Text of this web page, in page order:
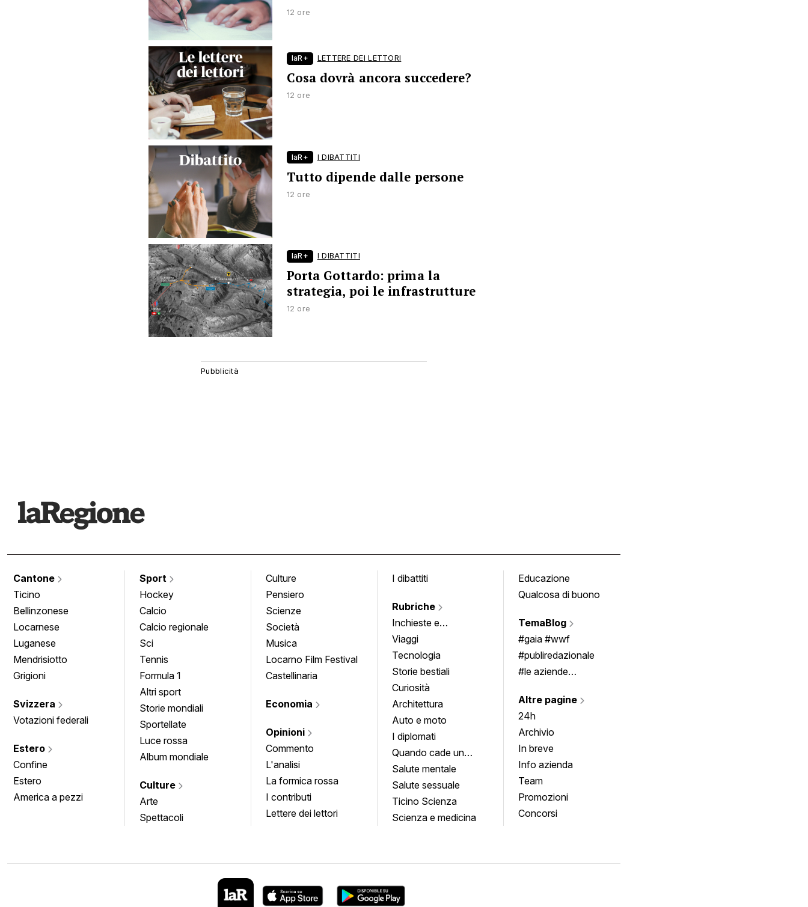
12 ore
laR+ LETTERE DEI LETTORI
Cosa dovrà ancora succedere?
12 ore
laR+ I DIBATTITI
Tutto dipende dalle persone
12 ore
laR+ I DIBATTITI
Porta Gottardo: prima la
strategia, poi le infrastrutture
12 ore
Cantone
Ticino
Bellinzonese
Locarnese
Luganese
Mendrisiotto
Grigioni
Svizzera
Votazioni federali
Estero
Confine
Estero
America a pezzi
Sport
Hockey
Calcio
Calcio regionale
Sci
Tennis
Formula 1
Altri sport
Storie mondiali
Sportellate
Luce rossa
Album mondiale
Culture
Arte
Spettacoli
Culture
Pensiero
Scienze
Società
Musica
Locarno Film Festival
Castellinaria
Economia
Opinioni
Commento
L'analisi
La formica rossa
I contributi
Lettere dei lettori
I dibattiti
Rubriche
Inchieste e
approfondimenti
Viaggi
Tecnologia
Storie bestiali
Curiosità
Architettura
Auto e moto
I diplomati
Quando cade un
quadro
Salute mentale
Salute sessuale
Ticino Scienza
Scienza e medicina
Educazione
Qualcosa di buono
TemaBlog
#gaia #wwf
#publiredazionale
#le aziende
Altre pagine
24h
Archivio
In breve
Info azienda
Team
Promozioni
Concorsi